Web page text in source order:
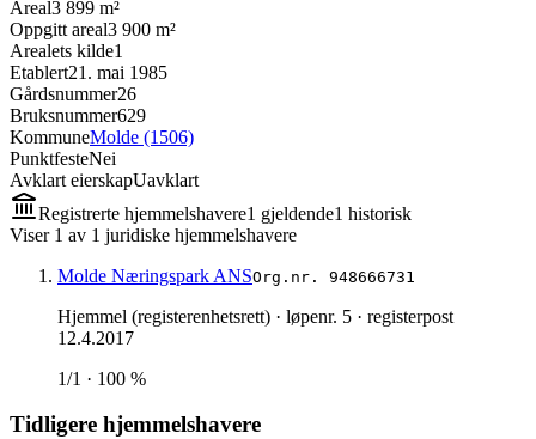
Areal3 899 m²
Oppgitt areal3 900 m²
Arealets kilde1
Etablert21. mai 1985
Gårdsnummer26
Bruksnummer629
KommuneMolde (1506)
PunktfesteNei
Avklart eierskapUavklart
Registrerte hjemmelshavere1 gjeldende1 historisk
Viser 1 av 1 juridiske hjemmelshavere
Molde Næringspark ANSOrg.nr. 948666731
Hjemmel (registerenhetsrett) · løpenr. 5 · registerpost
12.4.2017
1/1 · 100 %
Tidligere hjemmelshavere